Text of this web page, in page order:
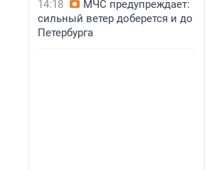
14:18
МЧС предупреждает:
сильный ветер доберется и до
Петербурга